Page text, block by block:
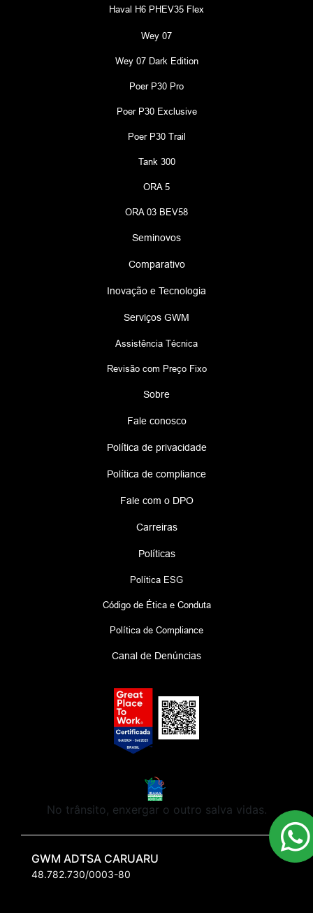
Haval H6 PHEV35 Flex
Wey 07
Wey 07 Dark Edition
Poer P30 Pro
Poer P30 Exclusive
Poer P30 Trail
Tank 300
ORA 5
ORA 03 BEV58
Seminovos
Comparativo
Inovação e Tecnologia
Serviços GWM
Assistência Técnica
Revisão com Preço Fixo
Sobre
Fale conosco
Política de privacidade
Política de compliance
Fale com o DPO
Carreiras
Políticas
Política ESG
Código de Ética e Conduta
Política de Compliance
Canal de Denúncias
No trânsito, enxergar o outro salva vidas.
GWM ADTSA CARUARU
48.782.730/0003-80